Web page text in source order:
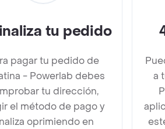
tu pedido
pagar tu pedido de
- Powerlab debes
tu dirección,
el método de pago y
oprimiendo en
a